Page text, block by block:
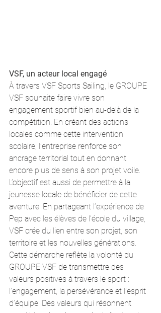
VSF, un acteur local engagé
À travers VSF Sports Sailing, le GROUPE
VSF souhaite faire vivre son
engagement sportif bien au-delà de la
compétition. En créant des actions
locales comme cette intervention
scolaire, l’entreprise renforce son
ancrage territorial tout en donnant
encore plus de sens à son projet voile.
L’objectif est aussi de permettre à la
jeunesse locale de bénéficier de cette
aventure. En partageant l’expérience de
Pep avec les élèves de l’école du village,
VSF crée du lien entre son projet, son
territoire et les nouvelles générations.
Cette démarche reflète la volonté du
GROUPE VSF de transmettre des
valeurs positives à travers le sport :
l’engagement, la persévérance et l’esprit
d’équipe. Des valeurs qui résonnent